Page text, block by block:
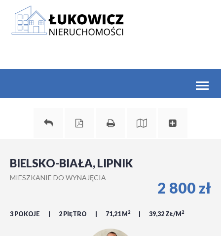
BIELSKO-BIAŁA, LIPNIK
MIESZKANIE DO WYNAJĘCIA
3 POKOJE 2 PIĘTRO 71,21 M 2 39,32 ZŁ/M 2
2 800 zł